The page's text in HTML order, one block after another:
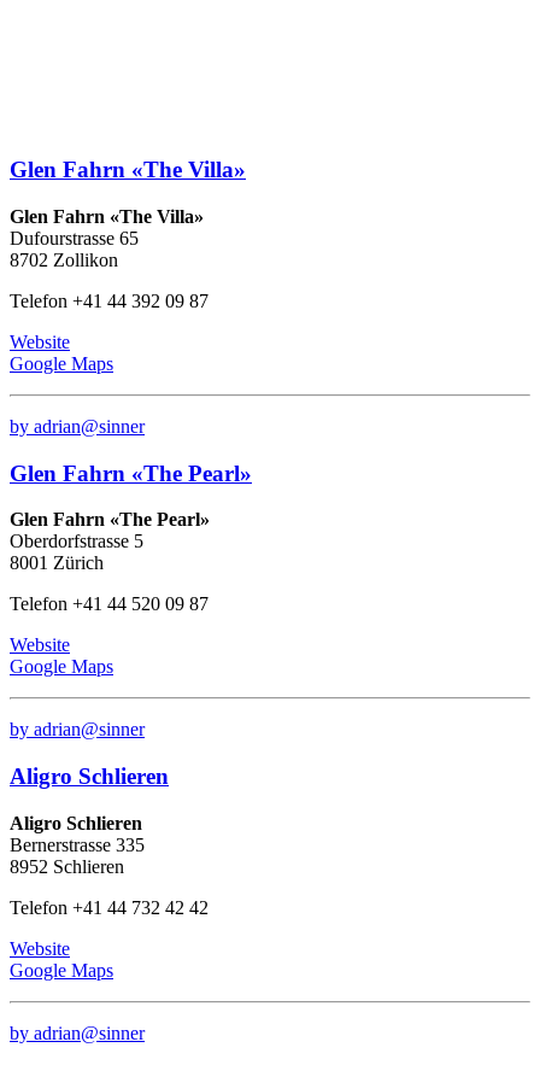
Glen Fahrn «The Villa»
Glen Fahrn «The Villa»
Dufourstrasse 65
8702 Zollikon
Telefon +41 44 392 09 87
Website
Google Maps
by adrian@sinner
Glen Fahrn «The Pearl»
Glen Fahrn «The Pearl»
Oberdorfstrasse 5
8001 Zürich
Telefon +41 44 520 09 87
Website
Google Maps
by adrian@sinner
Aligro Schlieren
Aligro Schlieren
Bernerstrasse 335
8952 Schlieren
Telefon +41 44 732 42 42
Website
Google Maps
by adrian@sinner